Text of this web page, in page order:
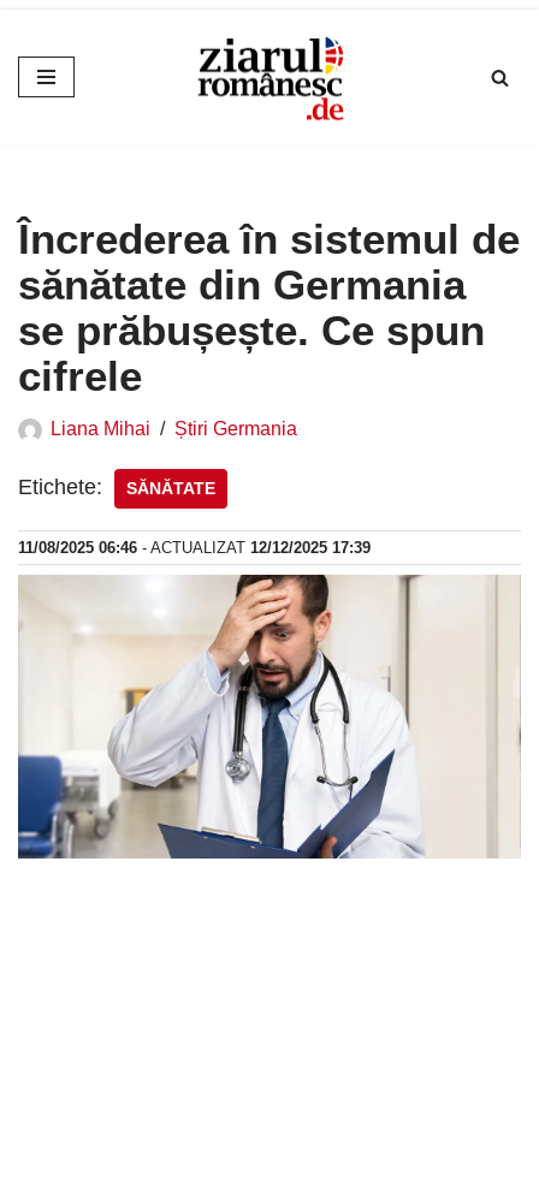
Sari
la
Încrederea în sistemul de
sănătate din Germania
se prăbușește. Ce spun
cifrele
Liana Mihai Știri Germania
Etichete: SĂNĂTATE
11/08/2025 06:46 - ACTUALIZAT 12/12/2025 17:39